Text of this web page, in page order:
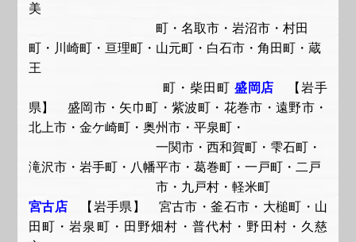
美
町・名取市・岩沼市・村田
町・川崎町・亘理町・山元町・白石市・角田町・蔵
王
町・柴田町 盛岡店 【岩手
県】 盛岡市・矢巾町・紫波町・花巻市・遠野市・
北上市・金ケ崎町・奥州市・平泉町・
一関市・西和賀町・雫石町・
滝沢市・岩手町・八幡平市・葛巻町・一戸町・二戸
市・九戸村・軽米町
宮古店
【岩手県】 宮古市・釜石市・大槌町・山
田町・岩泉町・田野畑村・普代村・野田村・久慈